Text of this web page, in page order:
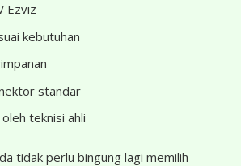
Ezviz
kebutuhan
standar
teknisi ahli
tidak perlu bingung lagi memilih